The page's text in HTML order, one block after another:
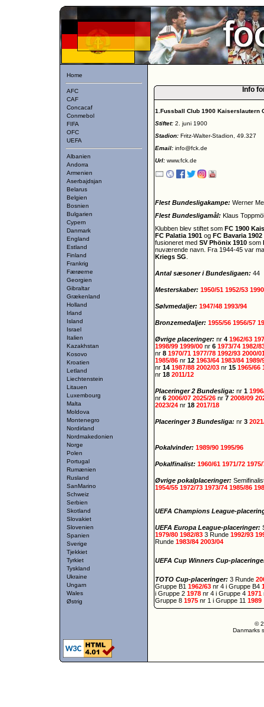
Home
AFC
CAF
Concacaf
Conmebol
FIFA
OFC
UEFA
Albanien
Andorra
Armenien
Aserbajdsjan
Belarus
Belgien
Bosnien
Bulgarien
Cypern
Danmark
England
Estland
Finland
Frankrig
Færøerne
Georgien
Gibraltar
Grækenland
Holland
Irland
Island
Israel
Italien
Kazakhstan
Kosovo
Kroatien
Letland
Liechtenstein
Litauen
Luxembourg
Malta
Moldova
Montenegro
Nordirland
Nordmakedonien
Norge
Polen
Portugal
Rumænien
Rusland
SanMarino
Schweiz
Serbien
Skotland
Slovakiet
Slovenien
Spanien
Sverige
Tjekkiet
Tyrkiet
Tyskland
Ukraine
Ungarn
Wales
Østrig
Info
1.Fussball Club 1900 Kaiserslautern
Stiftet: 2. juni 1900
Stadion: Fritz-Walter-Stadion, 49.327
Email: info@fck.de
Url: www.fck.de
Flest Bundesligakampe: Werner
Flest Bundesligamål: Klaus
Klubben blev stiftet som FC 1900
FC Palatia 1901 og FC Bavaria 1902
fusioneret med SV Phönix 1910 som
nuværende navn. Fra 1944-45 var
Kriegs SG
Antal sæsoner i Bundesligaen: 44
Mesterskaber: 1950/51 1952/53
Sølvmedaljer: 1947/48 1993/94
Bronzemedaljer: 1955/56 1956/57
Øvrige placeringer: nr 4 1962/63
1998/99 1999/00 nr 6 1973/74 1982/
nr 8 1970/71 1977/78 1992/93 2000/
1985/86 nr 12 1963/64 1983/84 1989/
nr 14 1987/88 2002/03 nr 15 1965/66
nr 18 2011/12
Placeringer 2 Bundesliga: nr 1
nr 6 2006/07 2025/26 nr 7 2008/09
2023/24 nr 18 2017/18
Placeringer 3 Bundesliga: nr 3
Pokalvinder: 1989/90 1995/96
Pokalfinalist: 1960/61 1971/72
Øvrige pokalplaceringer:
1954/55 1972/73 1973/74 1985/86
UEFA Champions League-
UEFA Europa League-placeringer:
1979/80 1982/83 3 Runde 1992/93
Runde 1983/84 2003/04
UEFA Cup Winners Cup-
TOTO Cup-placeringer: 3 Runde
Gruppe B1 1962/63 nr 4 i Gruppe B4
i Gruppe 2 1978 nr 4 i Gruppe 4 1971
Gruppe 8 1975 nr 1 i Gruppe 11 1989
©
Danmarks